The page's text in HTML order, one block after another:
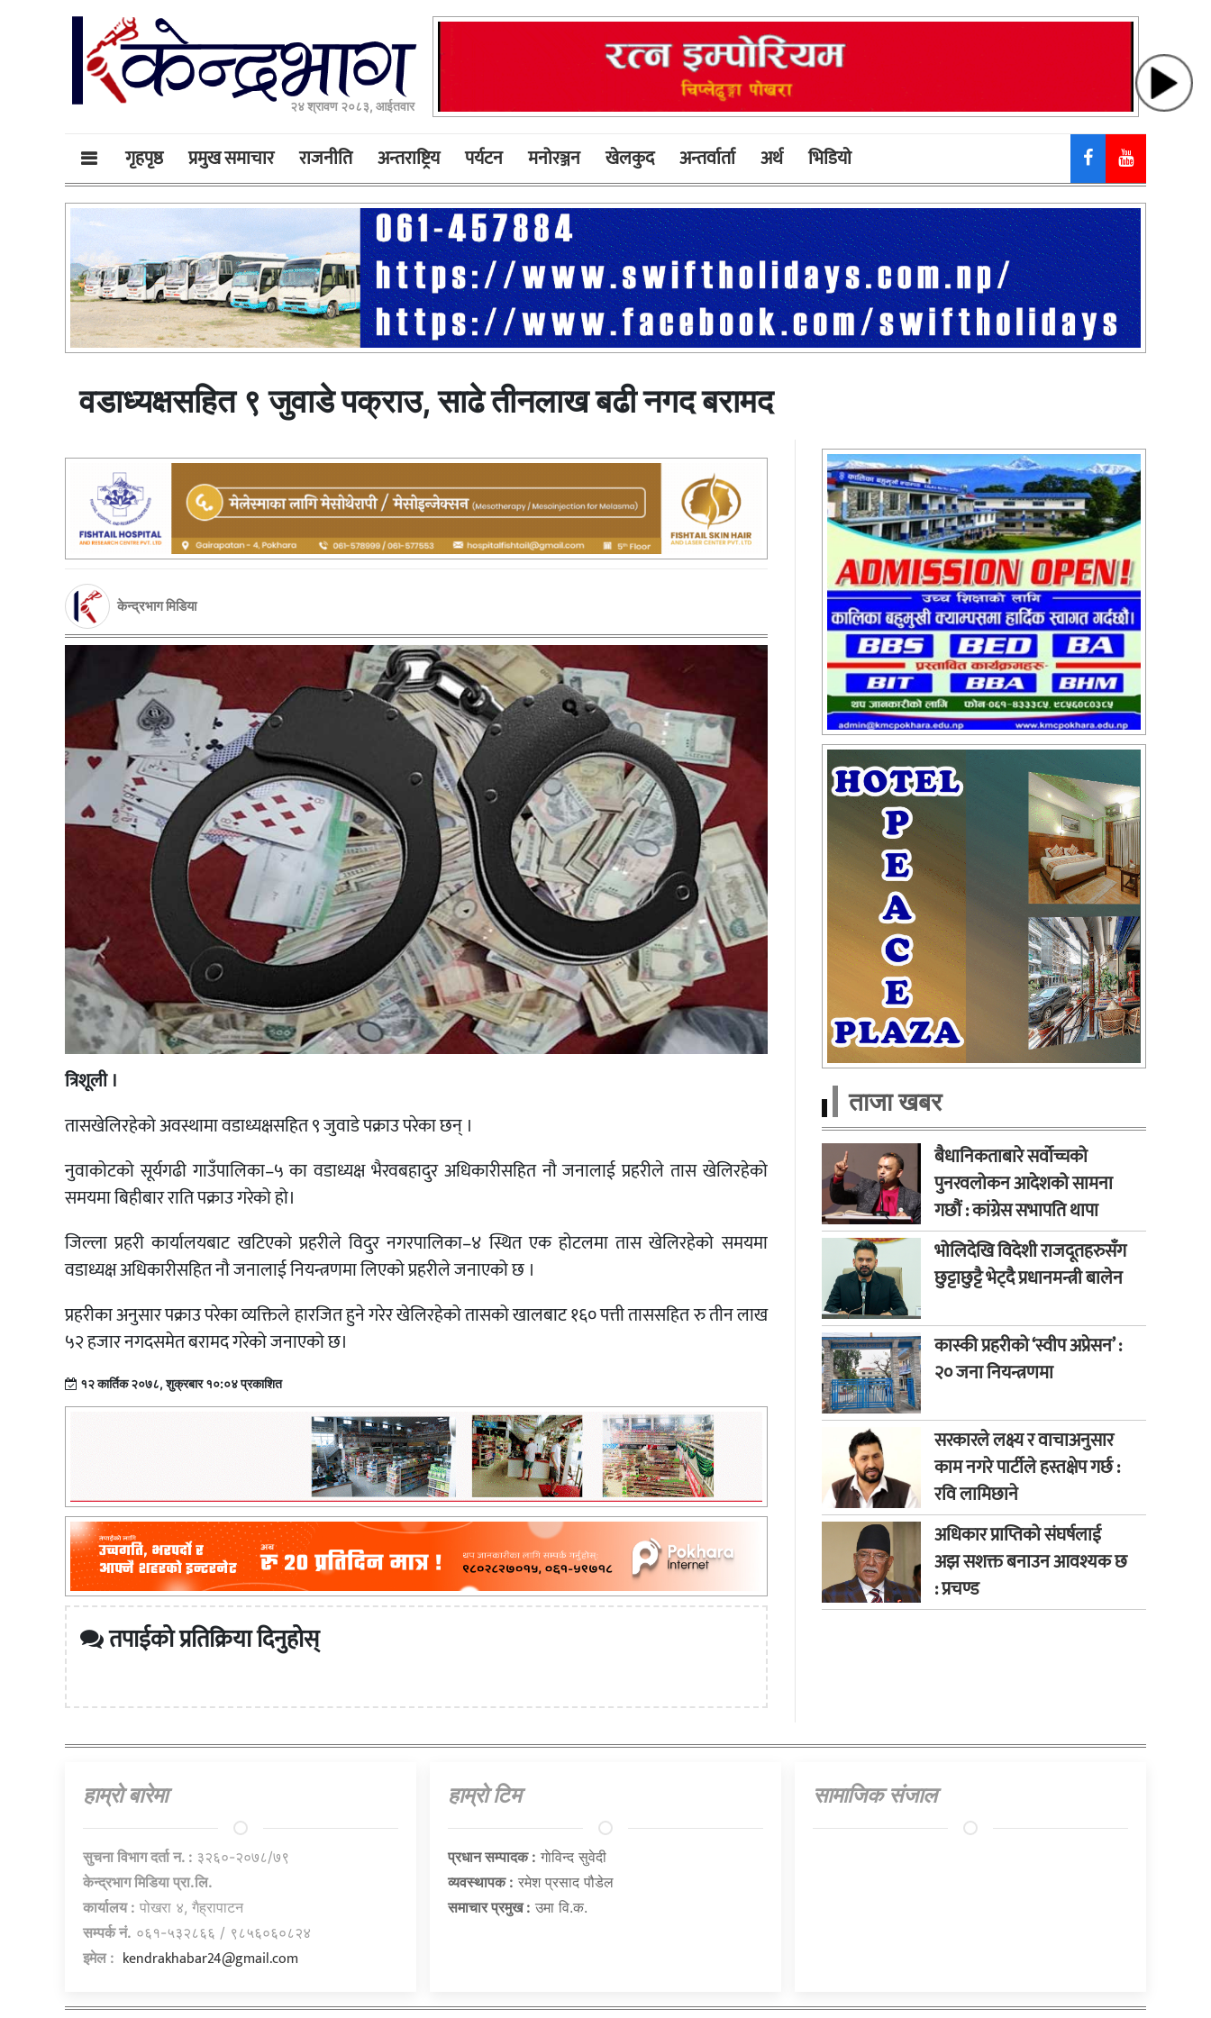
२४ श्रावण २०८३, आईतवार
गृहपृष्ठ प्रमुख समाचार राजनीति अन्तराष्ट्रिय पर्यटन मनोरञ्जन खेलकुद अन्तर्वार्ता अर्थ भिडियाे
वडाध्यक्षसहित ९ जुवाडे पक्राउ, साढे तीनलाख बढी नगद बरामद
केन्द्रभाग मिडिया
त्रिशूली ।
तासखेलिरहेको अवस्थामा वडाध्यक्षसहित ९ जुवाडे पक्राउ परेका छन् ।
नुवाकोटको सूर्यगढी गाउँपालिका–५ का वडाध्यक्ष भैरवबहादुर अधिकारीसहित नौ जनालाई प्रहरीले तास खेलिरहेको
समयमा बिहीबार राति पक्राउ गरेको हो।
जिल्ला प्रहरी कार्यालयबाट खटिएको प्रहरीले विदुर नगरपालिका–४ स्थित एक होटलमा तास खेलिरहेको समयमा
वडाध्यक्ष अधिकारीसहित नौ जनालाई नियन्त्रणमा लिएको प्रहरीले जनाएको छ ।
प्रहरीका अनुसार पक्राउ परेका व्यक्तिले हारजित हुने गरेर खेलिरहेको तासको खालबाट १६० पत्ती ताससहित रु तीन लाख
५२ हजार नगदसमेत बरामद गरेको जनाएको छ।
१२ कार्तिक २०७८, शुक्रबार १०:०४ प्रकाशित
तपाईको प्रतिक्रिया दिनुहोस्
ताजा खबर
बैधानिकताबारे सर्वोच्चको
पुनरवलोकन आदेशको सामना
गछौं : कांग्रेस सभापति थापा
भोलिदेखि विदेशी राजदूतहरुसँग
छुट्टाछुट्टै भेट्दै प्रधानमन्त्री बालेन
कास्की प्रहरीको ‘स्वीप अप्रेसन’ :
२० जना नियन्त्रणमा
सरकारले लक्ष्य र वाचाअनुसार
काम नगरे पार्टीले हस्तक्षेप गर्छ :
रवि लामिछाने
अधिकार प्राप्तिको संघर्षलाई
अझ सशक्त बनाउन आवश्यक छ
: प्रचण्ड
हाम्राे बारेमा
सुचना विभाग दर्ता न. : ३२६०-२०७८/७९
केन्द्रभाग मिडिया प्रा.लि.
कार्यालय : पोखरा ४, गैह्रापाटन
सम्पर्क नं. ०६१-५३२८६६ / ९८५६०६०८२४
इमेल : kendrakhabar24@gmail.com
हाम्राे टिम
प्रधान सम्पादक : गाेविन्द सुवेदी
व्यवस्थापक : रमेश प्रसाद पौडेल
समाचार प्रमुख : उमा वि.क.
सामाजिक संजाल